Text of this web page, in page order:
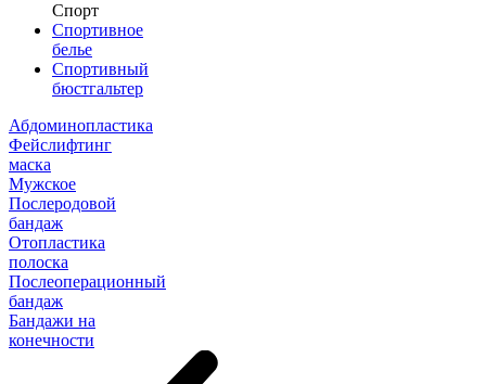
Спорт
Спортивное
белье
Спортивный
бюстгальтер
Абдоминопластика
Фейслифтинг
маска
Мужское
Послеродовой
бандаж
Отопластика
полоска
Послеоперационный
бандаж
Бандажи на
конечности